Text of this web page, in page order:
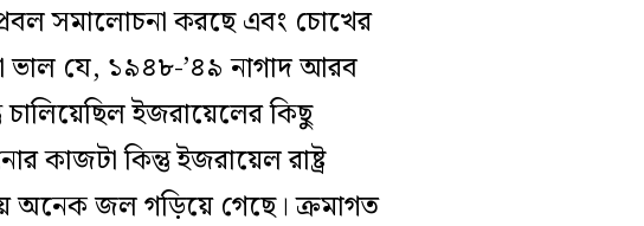
সমালোচনা করছে এবং চোখের
ভাল যে, ১৯৪৮-’৪৯ নাগাদ আরব
চালিয়েছিল ইজরায়েলের কিছু
কাজটা কিন্তু ইজরায়েল রাষ্ট্র
অনেক জল গড়িয়ে গেছে। ক্রমাগত